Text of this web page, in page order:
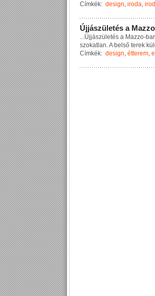
Címkék: design, iroda,
Újjászületés a Mazzo
...Újjászü etés a Mazzo-ba
szokatlan.A be ső tere k kü
Címkék: design, étterem,